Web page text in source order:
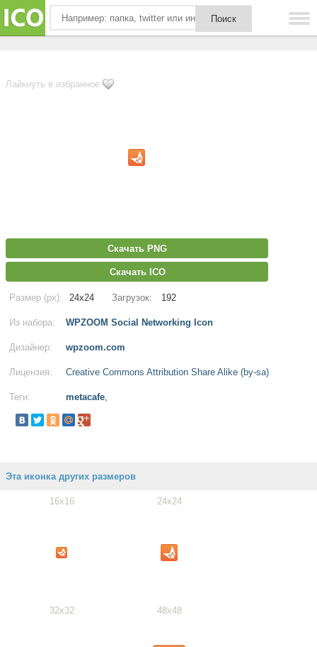
Лайкнуть в избранное
Скачать PNG
Скачать ICO
Размер (px): 24x24 Загрузок: 192
Из набора: WPZOOM Social Networking Icon
Дизайнер: wpzoom.com
Лицензия: Creative Commons Attribution Share Alike (by-sa)
Теги: metacafe,
Эта иконка других размеров
16x16 24x24
32x32 48x48